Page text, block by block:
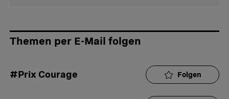
Themen per E-Mail folgen
#Prix Courage Folgen